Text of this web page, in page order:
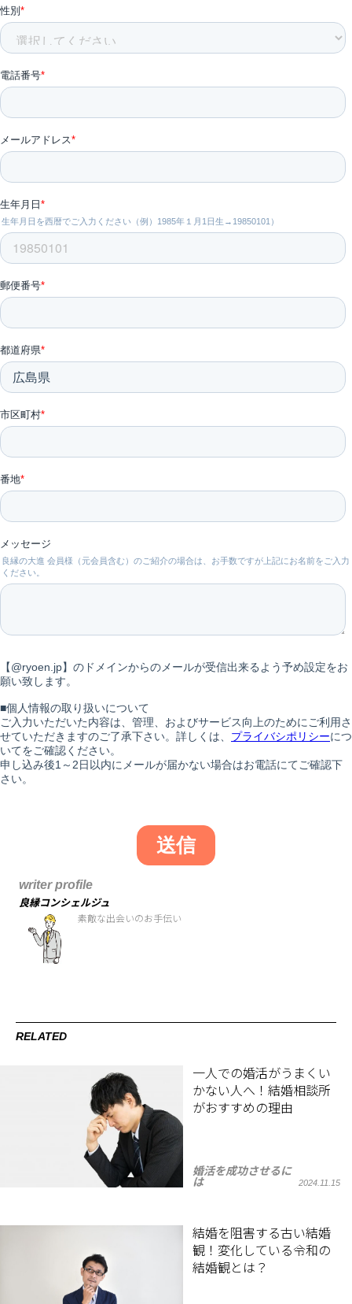
writer profile
良縁コンシェルジュ
素敵な出会いのお手伝い
RELATED
一人での婚活がうまくい
かない人へ！結婚相談所
がおすすめの理由
婚活を成功させるに
は
2024.11.15
結婚を阻害する古い結婚
観！変化している令和の
結婚観とは？